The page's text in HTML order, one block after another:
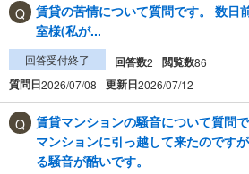
賃貸の苦情について質問です。 数日
室様(私が...
回答受付終了 回答数2 閲覧数86
質問日2026/07/08 更新日2026/07/12
賃貸マンションの騒音について質問
マンションに引っ越して来たのです
る騒音が酷いです。